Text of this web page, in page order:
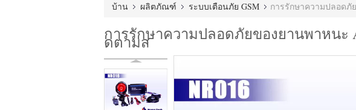
บ้าน ผลิตภัณฑ์ ระบบเตือนภัย GSM การรักษาความปลอดภั
การรักษาความปลอดภัยของยานพาหนะ
ดตามส